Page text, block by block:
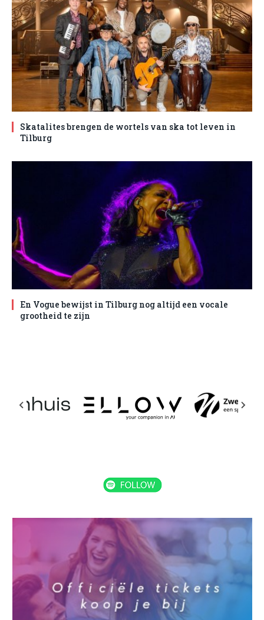
Skatalites brengen de wortels van ska tot leven in
Tilburg
En Vogue bewijst in Tilburg nog altijd een vocale
grootheid te zijn